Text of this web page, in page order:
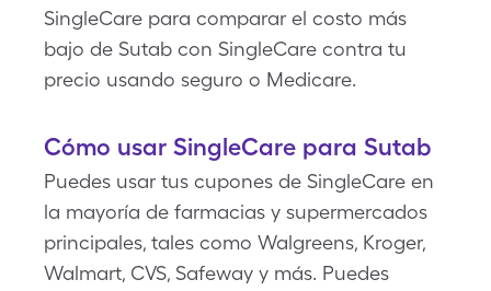
SingleCare para comparar el costo más
bajo de Sutab con SingleCare contra tu
precio usando seguro o Medicare.
Cómo usar SingleCare para Sutab
Puedes usar tus cupones de SingleCare en
la mayoría de farmacias y supermercados
principales, tales como Walgreens, Kroger,
Walmart, CVS, Safeway y más. Puedes